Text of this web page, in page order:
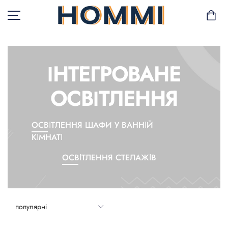
В НАЯВНОСТІ
САД І БАЛКОН
ЗБЕРІГАННЯ ТА
ОРГАНІЗАЦІЯ
ГОРЩИКИ І РОСЛИНИ
ІНТЕГРОВАНЕ
ОСВІТЛЕННЯ
ОСВІТЛЕННЯ ШАФИ У ВАННІЙ
КІМНАТІ
ОСВІТЛЕННЯ СТЕЛАЖІВ